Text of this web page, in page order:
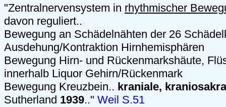
"Zentralnervensystem in rhythmischer
davon reguliert..
Bewegung an Schädelnähten der 26
Ausdehung/Kontraktion Hirnhemisphären
Bewegung Hirn- und Rückenmarkshäute,
innerhalb Liquor Gehirn/Rückenmark
Bewegung Kreuzbein.. kraniale,
Sutherland 1939.." Weil S.51